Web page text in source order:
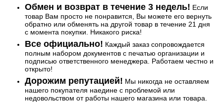
Обмен и возврат в течение 3 недель! Если
товар Вам просто не понравится, Вы можете его вернуть
обратно или обменять на другой товар в течение 21 дня
с момента покупки. Никакого риска!
Все официально! Каждый заказ сопровождается
полным набором документов с печатью организации и
подписью ответственного менеджера. Работаем честно и
открыто!
Дорожим репутацией! Мы никогда не оставляем
нашего покупателя наедине с проблемой или
недовольством от работы нашего магазина или товара.